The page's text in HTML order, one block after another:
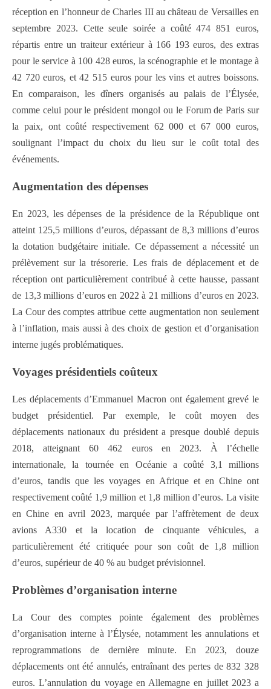
réception en l’honneur de Charles III au château de Versailles en
septembre 2023. Cette seule soirée a coûté 474 851 euros,
répartis entre un traiteur extérieur à 166 193 euros, des extras
pour le service à 100 428 euros, la scénographie et le montage à
42 720 euros, et 42 515 euros pour les vins et autres boissons.
En comparaison, les dîners organisés au palais de l’Élysée,
comme celui pour le président mongol ou le Forum de Paris sur
la paix, ont coûté respectivement 62 000 et 67 000 euros,
soulignant l’impact du choix du lieu sur le coût total des
événements.
Augmentation des dépenses
En 2023, les dépenses de la présidence de la République ont
atteint 125,5 millions d’euros, dépassant de 8,3 millions d’euros
la dotation budgétaire initiale. Ce dépassement a nécessité un
prélèvement sur la trésorerie. Les frais de déplacement et de
réception ont particulièrement contribué à cette hausse, passant
de 13,3 millions d’euros en 2022 à 21 millions d’euros en 2023.
La Cour des comptes attribue cette augmentation non seulement
à l’inflation, mais aussi à des choix de gestion et d’organisation
interne jugés problématiques.
Voyages présidentiels coûteux
Les déplacements d’Emmanuel Macron ont également grevé le
budget présidentiel. Par exemple, le coût moyen des
déplacements nationaux du président a presque doublé depuis
2018, atteignant 60 462 euros en 2023. À l’échelle
internationale, la tournée en Océanie a coûté 3,1 millions
d’euros, tandis que les voyages en Afrique et en Chine ont
respectivement coûté 1,9 million et 1,8 million d’euros. La visite
en Chine en avril 2023, marquée par l’affrètement de deux
avions A330 et la location de cinquante véhicules, a
particulièrement été critiquée pour son coût de 1,8 million
d’euros, supérieur de 40 % au budget prévisionnel.
Problèmes d’organisation interne
La Cour des comptes pointe également des problèmes
d’organisation interne à l’Élysée, notamment les annulations et
reprogrammations de dernière minute. En 2023, douze
déplacements ont été annulés, entraînant des pertes de 832 328
euros. L’annulation du voyage en Allemagne en juillet 2023 a